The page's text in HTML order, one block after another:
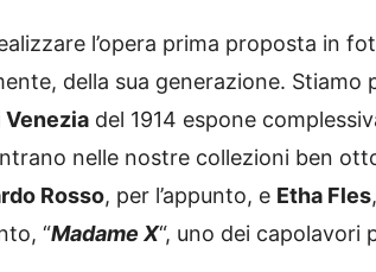
l’opera prima proposta in
della sua generazione. Stiamo
Venezia del 1914 espone
nelle nostre collezioni ben
Rosso, per l’appunto, e Etha Fles
“Madame X“, uno dei capolavori